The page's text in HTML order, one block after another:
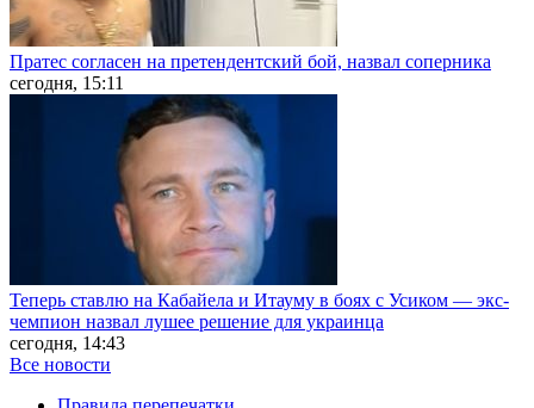
Пратес согласен на претендентский бой, назвал соперника
сегодня, 15:11
Теперь ставлю на Кабайела и Итауму в боях с Усиком — экс-
чемпион назвал лушее решение для украинца
сегодня, 14:43
Все новости